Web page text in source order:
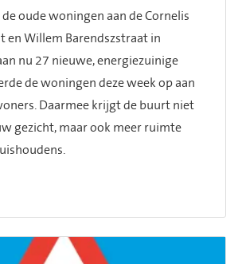
oude woningen aan de Cornelis
en Willem Barendszstraat in
nu 27 nieuwe, energiezuinige
de woningen deze week op aan
Daarmee krijgt de buurt niet
gezicht, maar ook meer ruimte